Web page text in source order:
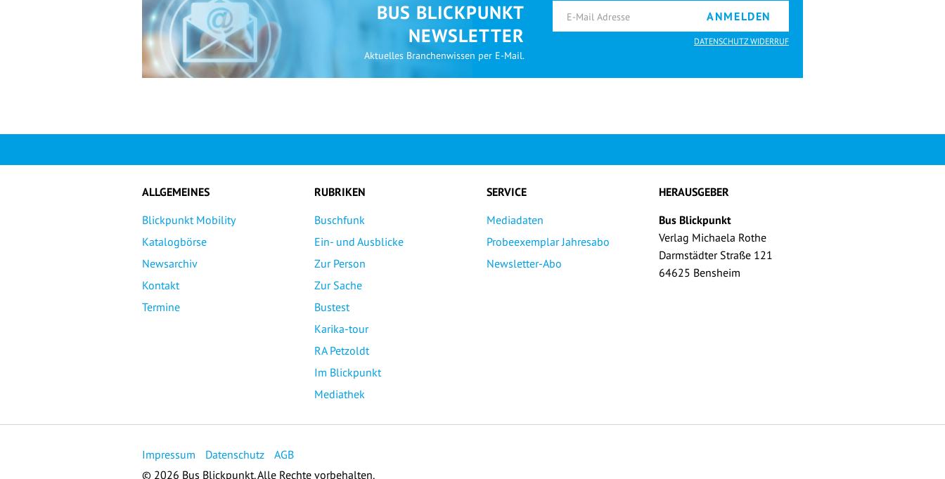
BUS BLICKPUNKT
NEWSLETTER
Aktuelles Branchenwissen per E-Mail.
ANMELDEN
DATENSCHUTZ WIDERRUF
ALLGEMEINES
Blickpunkt Mobility
Katalogbörse
Newsarchiv
Kontakt
Termine
RUBRIKEN
Buschfunk
Ein- und Ausblicke
Zur Person
Zur Sache
Bustest
Karika-tour
RA Petzoldt
Im Blickpunkt
Mediathek
SERVICE
Mediadaten
Probeexemplar Jahresabo
Newsletter-Abo
HERAUSGEBER
Bus Blickpunkt
Verlag Michaela Rothe
Darmstädter Straße 121
64625 Bensheim
Impressum Datenschutz
AGB
© 2026 Bus Blickpunkt. Alle Rechte vorbehalten.